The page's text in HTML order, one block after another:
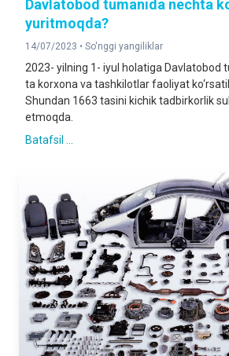
Davlatobod tumanida nechta
yuritmoqda?
14/07/2023 • So'nggi yangiliklar
2023- yilning 1- iyul holatiga Davlatobod
ta korxona va tashkilotlar faoliyat
Shundan 1663 tasini kichik tadbirkorlik
etmoqda.
Batafsil ...